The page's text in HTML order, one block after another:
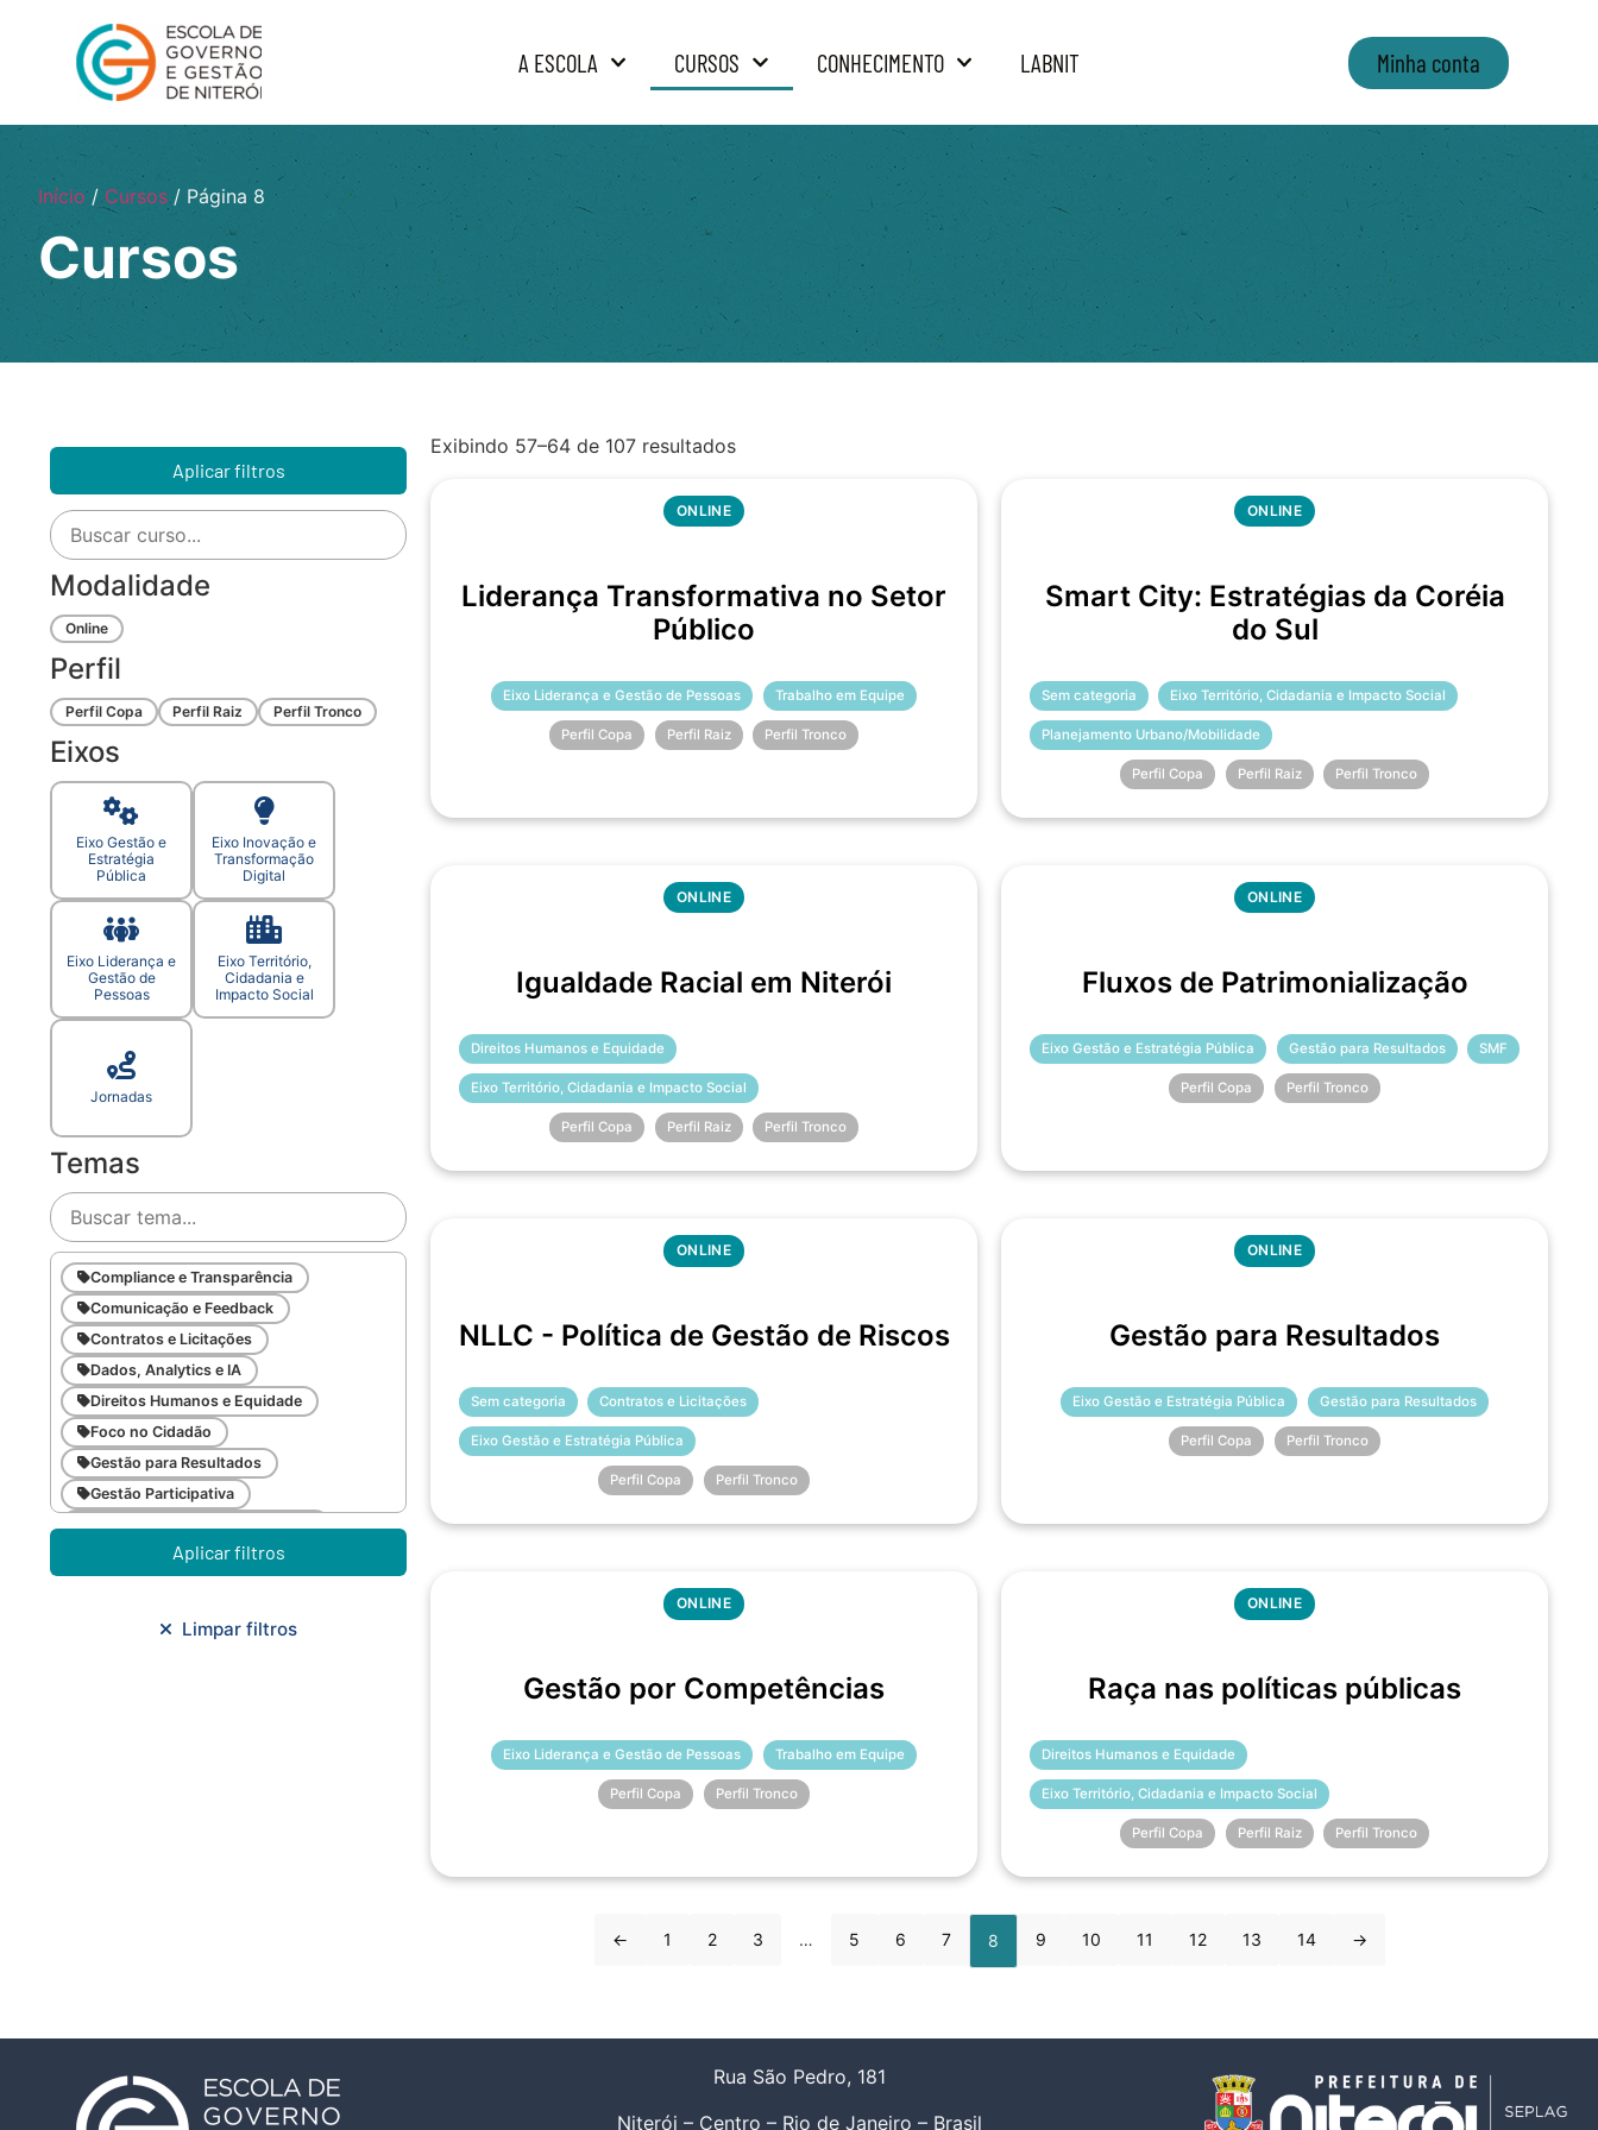
A ESCOLA CURSOS CONHECIMENTO LABNIT Minha conta
Início/Cursos/ Página 8
Cursos
Aplicar filtros
Modalidade
Online
Perfil
Perfil Copa Perfil Raiz Perfil Tronco
Eixos
Eixo Gestão e
Estratégia
Pública
Eixo Inovação e
Transformação
Digital
Eixo Liderança e
Gestão de
Pessoas
Eixo Território,
Cidadania e
Impacto Social
Jornadas
Temas
Compliance e Transparência
Comunicação e Feedback
Contratos e Licitações
Dados, Analytics e IA
Direitos Humanos e Equidade
Foco no Cidadão
Gestão para Resultados
Gestão Participativa
Inovação e Gestão da Mudança
Inteligência Emocional
Meio Ambiente e Sustentabilidade
Aplicar filtros
Limpar filtros
Exibindo 57–64 de 107 resultados
ONLINE
Liderança Transformativa no Setor
Público
Eixo Liderança e Gestão de Pessoas Trabalho em Equipe
Perfil Copa Perfil Raiz Perfil Tronco
ONLINE
Smart City: Estratégias da Coréia
do Sul
Sem categoria Eixo Território, Cidadania e Impacto Social
Planejamento Urbano/Mobilidade
Perfil Copa Perfil Raiz Perfil Tronco
ONLINE
Igualdade Racial em Niterói
Direitos Humanos e Equidade
Eixo Território, Cidadania e Impacto Social
Perfil Copa Perfil Raiz Perfil Tronco
ONLINE
Fluxos de Patrimonialização
Eixo Gestão e Estratégia Pública Gestão para Resultados SMF
Perfil Copa Perfil Tronco
ONLINE
NLLC - Política de Gestão de Riscos
Sem categoria Contratos e Licitações
Eixo Gestão e Estratégia Pública
Perfil Copa Perfil Tronco
ONLINE
Gestão para Resultados
Eixo Gestão e Estratégia Pública Gestão para Resultados
Perfil Copa Perfil Tronco
ONLINE
Gestão por Competências
Eixo Liderança e Gestão de Pessoas Trabalho em Equipe
Perfil Copa Perfil Tronco
ONLINE
Raça nas políticas públicas
Direitos Humanos e Equidade
Eixo Território, Cidadania e Impacto Social
Perfil Copa Perfil Raiz Perfil Tronco
← 1 2 3 … 5 6 7 8 9 10 11 12 13 14 →
Rua São Pedro, 181
Niterói – Centro – Rio de Janeiro – Brasil